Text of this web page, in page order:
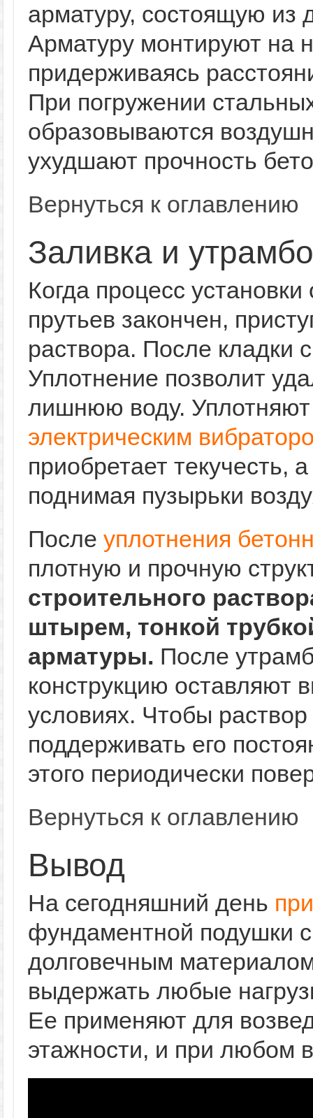
арматуру, состоящую из
Арматуру монтируют на
придерживаясь
При погружении
образовываются
ухудшают прочность
Вернуться к оглавлению
Заливка и
Когда процесс
прутьев закончен,
раствора. После кладки
Уплотнение позволит
лишнюю воду.
электрическим
приобретает текучесть,
поднимая пузырьки
После уплотнения
плотную и прочную
строительного
штырем, тонкой
арматуры. После
конструкцию оставляют
условиях. Чтобы
поддерживать его
этого периодически
Вернуться к оглавлению
Вывод
На сегодняшний день
фундаментной подушки
долговечным
выдержать любые
Ее применяют для
этажности, и при любом